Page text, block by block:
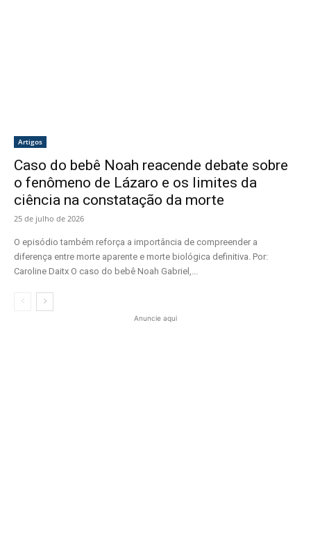
Artigos
Caso do bebê Noah reacende debate sobre
o fenômeno de Lázaro e os limites da
ciência na constatação da morte
25 de julho de 2026
O episódio também reforça a importância de compreender a
diferença entre morte aparente e morte biológica definitiva. Por:
Caroline Daitx O caso do bebê Noah Gabriel,...
Anuncie aqui